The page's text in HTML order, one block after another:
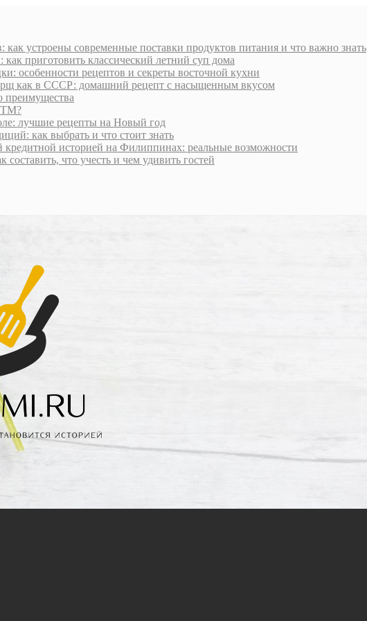
устроены современные поставки продуктов питания и что важно знать
приготовить классический летний суп дома
особенности рецептов и секреты восточной кухни
как в СССР: домашний рецепт с насыщенным вкусом
преимущества
лучшие рецепты на Новый год
как выбрать и что стоит знать
кредитной историей на Филиппинах: реальные возможности
что учесть и чем удивить гостей